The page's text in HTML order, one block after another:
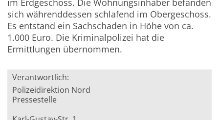
im Erdgeschoss. Die Wohnungsinhaber befanden
sich währenddessen schlafend im Obergeschoss.
Es entstand ein Sachschaden in Höhe von ca.
1.000 Euro. Die Kriminalpolizei hat die
Ermittlungen übernommen.
Verantwortlich:
Polizeidirektion Nord
Pressestelle